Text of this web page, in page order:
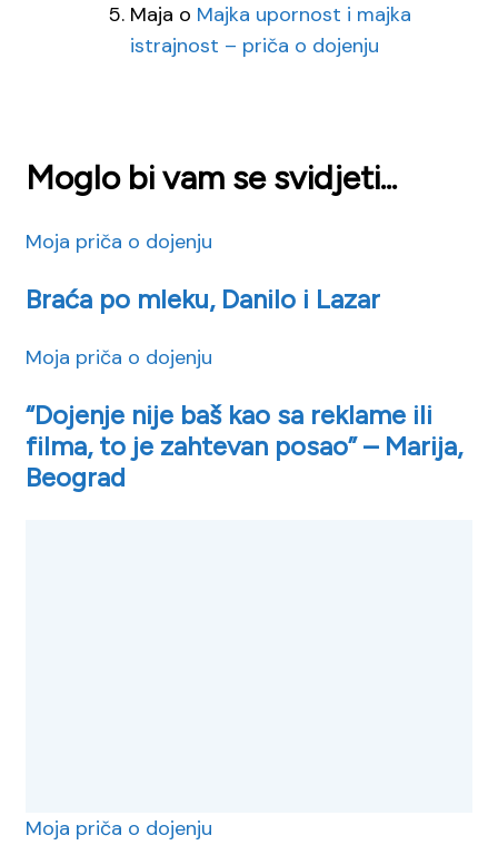
Maja o Majka upornost i majka
istrajnost – priča o dojenju
Moglo bi vam se svidjeti...
Moja priča o dojenju
Braća po mleku, Danilo i Lazar
Moja priča o dojenju
“Dojenje nije baš kao sa reklame ili
filma, to je zahtevan posao” – Marija,
Beograd
Moja priča o dojenju